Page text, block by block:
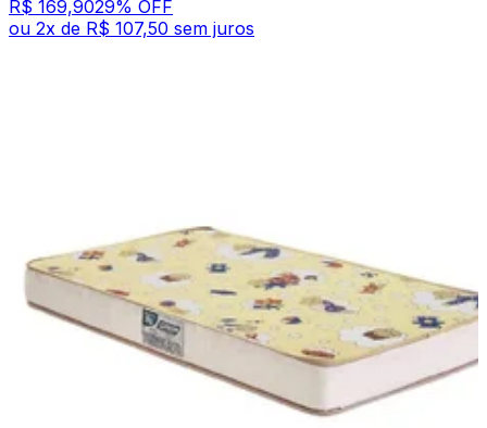
R$ 169,9029% OFF
ou 2x de R$ 107,50 sem juros